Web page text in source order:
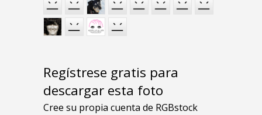
Regístrese gratis para
descargar esta foto